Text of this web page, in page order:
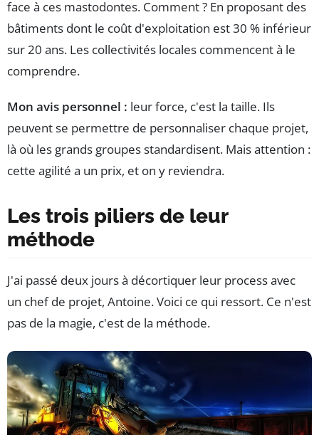
face à ces mastodontes. Comment ? En proposant des
bâtiments dont le coût d'exploitation est 30 % inférieur
sur 20 ans. Les collectivités locales commencent à le
comprendre.
Mon avis personnel : leur force, c'est la taille. Ils
peuvent se permettre de personnaliser chaque projet,
là où les grands groupes standardisent. Mais attention :
cette agilité a un prix, et on y reviendra.
Les trois piliers de leur
méthode
J'ai passé deux jours à décortiquer leur process avec
un chef de projet, Antoine. Voici ce qui ressort. Ce n'est
pas de la magie, c'est de la méthode.